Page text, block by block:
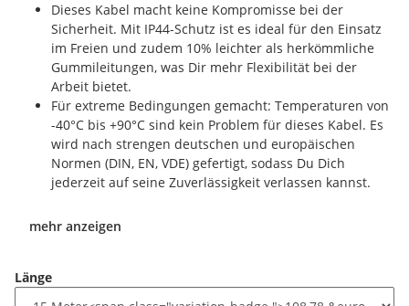
Dieses Kabel macht keine Kompromisse bei der
Sicherheit. Mit IP44-Schutz ist es ideal für den Einsatz
im Freien und zudem 10% leichter als herkömmliche
Gummileitungen, was Dir mehr Flexibilität bei der
Arbeit bietet.
Für extreme Bedingungen gemacht: Temperaturen von
-40°C bis +90°C sind kein Problem für dieses Kabel. Es
wird nach strengen deutschen und europäischen
Normen (DIN, EN, VDE) gefertigt, sodass Du Dich
jederzeit auf seine Zuverlässigkeit verlassen kannst.
mehr anzeigen
Länge